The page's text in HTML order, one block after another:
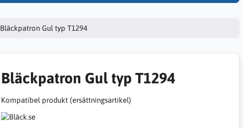
Bläckpatron Gul typ T1294
Bläckpatron Gul typ T1294
Kompatibel produkt (ersättningsartikel)